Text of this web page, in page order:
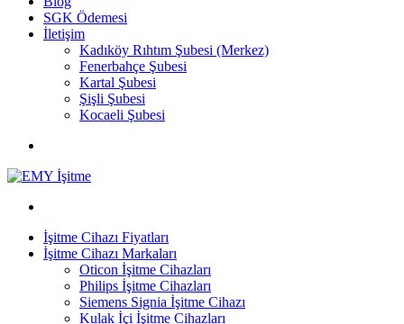
SGK Ödemesi
İletişim
Kadıköy Rıhtım Şubesi (Merkez)
Fenerbahçe Şubesi
Kartal Şubesi
Şişli Şubesi
Kocaeli Şubesi
İşitme Cihazı Fiyatları
İşitme Cihazı Markaları
Oticon İşitme Cihazları
Philips İşitme Cihazları
Siemens Signia İşitme Cihazı
Kulak İçi İşitme Cihazları